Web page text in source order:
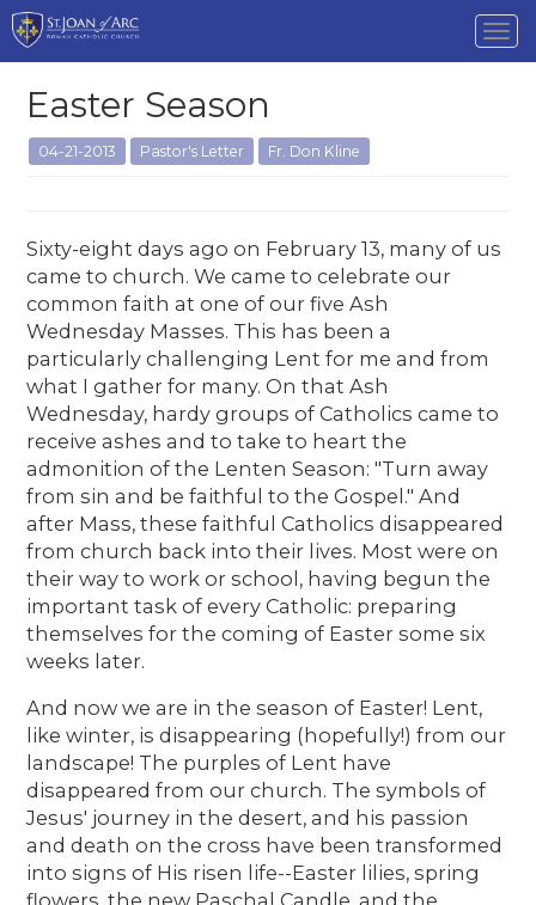
Easter Season
04-21-2013 Pastor's Letter Fr. Don Kline
Sixty-eight days ago on February 13, many of us
came to church. We came to celebrate our
common faith at one of our five Ash
Wednesday Masses. This has been a
particularly challenging Lent for me and from
what I gather for many. On that Ash
Wednesday, hardy groups of Catholics came to
receive ashes and to take to heart the
admonition of the Lenten Season: "Turn away
from sin and be faithful to the Gospel." And
after Mass, these faithful Catholics disappeared
from church back into their lives. Most were on
their way to work or school, having begun the
important task of every Catholic: preparing
themselves for the coming of Easter some six
weeks later.
And now we are in the season of Easter! Lent,
like winter, is disappearing (hopefully!) from our
landscape! The purples of Lent have
disappeared from our church. The symbols of
Jesus' journey in the desert, and his passion
and death on the cross have been transformed
into signs of His risen life--Easter lilies, spring
flowers, the new Paschal Candle, and the